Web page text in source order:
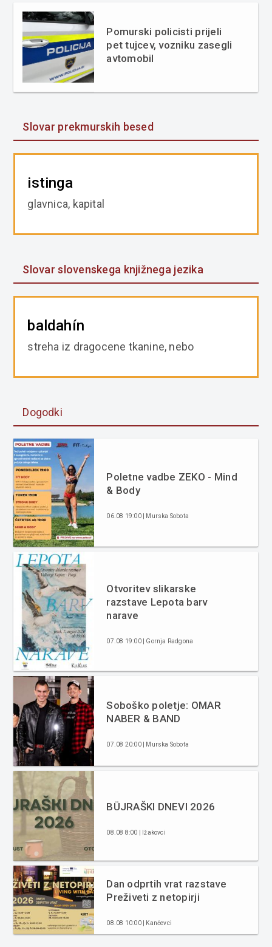
Pomurski policisti prijeli
pet tujcev, vozniku zasegli
avtomobil
Slovar prekmurskih besed
istinga
glavnica, kapital
Slovar slovenskega knjižnega jezika
baldahín
streha iz dragocene tkanine, nebo
Dogodki
Poletne vadbe ZEKO - Mind
& Body
06.08 19:00 | Murska Sobota
Otvoritev slikarske
razstave Lepota barv
narave
07.08 19:00 | Gornja Radgona
Soboško poletje: OMAR
NABER & BAND
07.08 20:00 | Murska Sobota
BÜJRAŠKI DNEVI 2026
08.08 8:00 | Ižakovci
Dan odprtih vrat razstave
Preživeti z netopirji
08.08 10:00 | Kančevci